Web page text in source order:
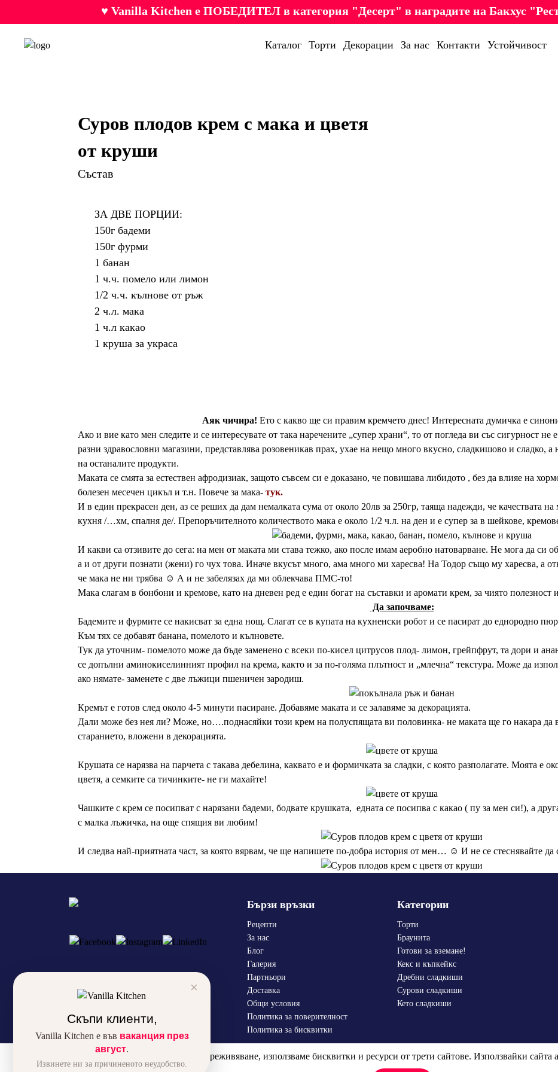
♥ Vanilla Kitchen е ПОБЕДИТЕЛ в категория "Десерт" в наградите на Бакхус
Каталог Торти Декорации За нас Контакти Устойчивост
Суров плодов крем с мака и цветя
от круши
Състав
ЗА ДВЕ ПОРЦИИ:
150г бадеми
150г фурми
1 банан
1 ч.ч. помело или лимон
1/2 ч.ч. кълнове от ръж
2 ч.л. мака
1 ч.л какао
1 круша за украса
Аяк чичира! Ето с какво ще си правим кремчето днес! Интересната думичка е
Ако и вие като мен следите и се интересувате от така наречените „супер храни“, то от погледа ви със сигурност не
разни здравословни магазини, представлява розовеникав прах, ухае на нещо много вкусно, сладкишово и сладко, а
на останалите продукти.
Маката се смята за естествен афродизиак, защото съвсем си е доказано, че повишава либидото , без да влияе на
болезен месечен цикъл и т.н. Повече за мака- тук.
И в един прекрасен ден, аз се реших да дам немалката сума от около 20лв за 250гр, таяща надежди, че качествата
кухня /…хм, спалня де/. Препоръчителното количеството мака е около 1/2 ч.л. на ден и е супер за в шейкове,
И какви са отзивите до сега: на мен от маката ми става тежко, ако после имам аеробно натоварване. Не мога да си
а и от други познати (жени) го чух това. Иначе вкусът много, ама много ми харесва! На Тодор също му харесва, а
че мака не ни трябва ☺ А и не забелязах да ми облекчава ПМС-то!
Мака слагам в бонбони и кремове, като на дневен ред е един богат на съставки и аромати крем, за чиято
Да започваме:
Бадемите и фурмите се накисват за една нощ. Слагат се в купата на кухненски робот и се пасират до еднородно
Към тях се добавят банана, помелото и кълновете.
Тук да уточним- помелото може да бъде заменено с всеки по-кисел цитрусов плод- лимон, грейпфрут, та дори и
се допълни аминокиселинният профил на крема, както и за по-голяма плътност и „млечна“ текстура. Може да
ако нямате- заменете с две лъжици пшеничен зародиш.
Кремът е готов след около 4-5 минути пасиране. Добавяме маката и се залавяме за декорацията.
Дали може без нея ли? Може, но….поднасяйки този крем на полуспящата ви половинка- не маката ще го накара
старанието, вложени в декорацията.
Крушата се нарязва на парчета с такава дебелина, каквато е и формичката за сладки, с която разполагате. Моята е
цветя, а семките са тичинките- не ги махайте!
Чашките с крем се посипват с нарязани бадеми, бодвате крушката, едната се посипва с какао ( пу за мен си!), а
с малка лъжичка, на още спящия ви любим!
И следва най-приятната част, за която вярвам, че ще напишете по-добра история от мен… ☺ И не се стеснявайте да
Бързи връзки
Рецепти
За нас
Блог
Галерия
Партньори
Доставка
Общи условия
Политика за поверителност
Политика за бисквитки
Категории
Торти
Браунита
Готови за вземане!
Кекс и къпкейкс
Дребни сладкиши
Сурови сладкиши
Кето сладкиши
Vanilla Kitchen © 2026
×
Скъпи клиенти,
Vanilla Kitchen е във ваканция през
август.
Извинете ни за причиненото неудобство.
За да подобрим вашето преживяване, използваме бисквитки и ресурси от трети сайтове. Използвайки сайта